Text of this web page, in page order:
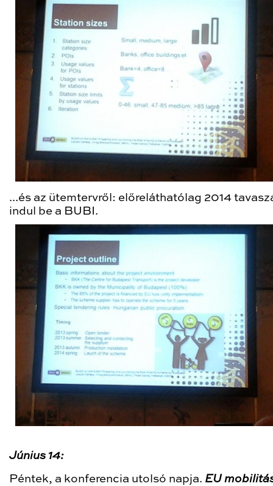
...és az ütemtervről: előreláthatólag 2014
indul be a BUBI.
Június 14:
Péntek, a konferencia utolsó napja. EU